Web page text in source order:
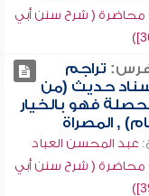
محاضرة ( شرح سنن أبي
تراجم
حديث (من
فهو بالخيار
, المصراة
عبد المحسن العباد
محاضرة ( شرح سنن أبي